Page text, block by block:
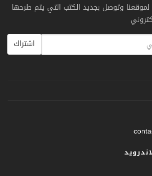
لموقعنا وتوصل بجديد الكتب التي يتم طرحها
اشتراك